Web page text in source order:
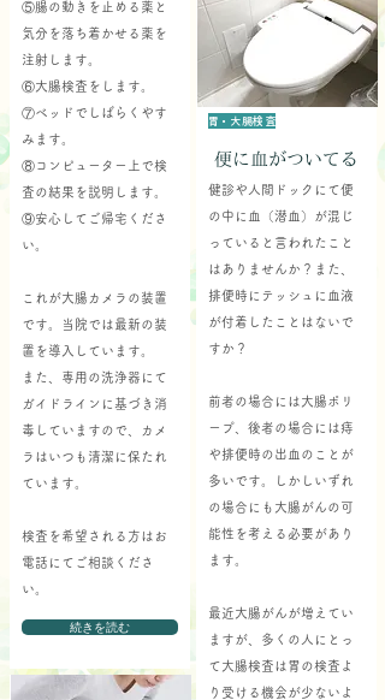
⑤腸の動きを止める薬と
気分を落ち着かせる薬を
注射します。
⑥大腸検査をします。
⑦ベッドでしばらくやす
みます。
⑧コンピューター上で検
査の結果を説明します。
⑨安心してご帰宅くださ
い。
これが大腸カメラの装置
です。当院では最新の装
置を導入しています。
また、専用の洗浄器にて
ガイドラインに基づき消
毒していますので、カメ
ラはいつも清潔に保たれ
ています。
検査を希望される方はお
電話にてご相談くださ
い。
続きを読む
胃・大腸検査
便に血がついてる
健診や人間ドックにて便
の中に血（潜血）が混じ
っていると言われたこと
はありませんか？また、
排便時にテッシュに血液
が付着したことはないで
すか？
前者の場合には大腸ポリ
ープ、後者の場合には痔
や排便時の出血のことが
多いです。しかしいずれ
の場合にも大腸がんの可
能性を考える必要があり
ます。
最近大腸がんが増えてい
ますが、多くの人にとっ
て大腸検査は胃の検査よ
り受ける機会が少ないよ